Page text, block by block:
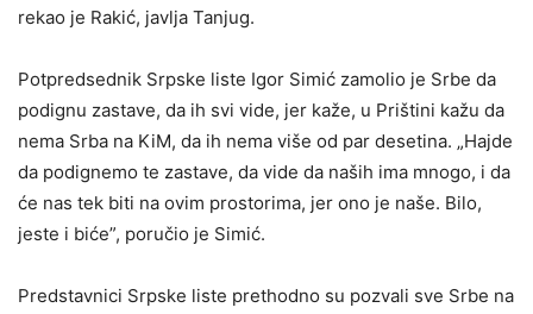
rekao je Rakić, javlja Tanjug.
Potpredsednik Srpske liste Igor Simić zamolio je Srbe da
podignu zastave, da ih svi vide, jer kaže, u Prištini kažu da
nema Srba na KiM, da ih nema više od par desetina. „Hajde
da podignemo te zastave, da vide da naših ima mnogo, i da
će nas tek biti na ovim prostorima, jer ono je naše. Bilo,
jeste i biće”, poručio je Simić.
Predstavnici Srpske liste prethodno su pozvali sve Srbe na